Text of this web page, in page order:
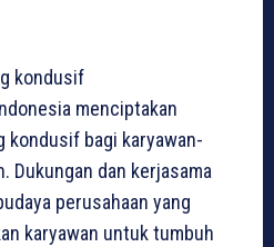
kondusif
menciptakan
kondusif bagi karyawan-
Dukungan dan kerjasama
perusahaan yang
karyawan untuk tumbuh